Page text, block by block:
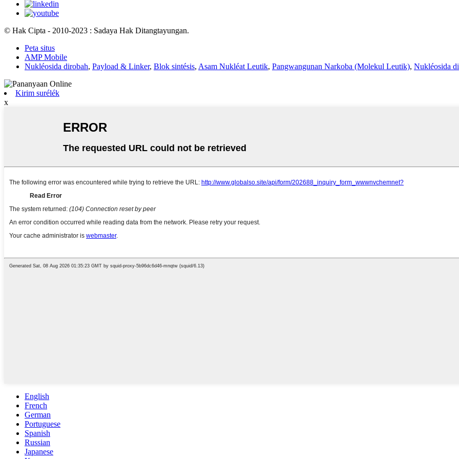
© Hak Cipta - 2010-2023 : Sadaya Hak Ditangtayungan.
Peta situs
AMP Mobile
Nukléosida dirobah, Payload & Linker, Blok sintésis, Asam Nukléat Leutik, Pangwangunan Narkoba (Molekul Leutik), Nukléosida
Kirim surélék
x
English
French
German
Portuguese
Spanish
Russian
Japanese